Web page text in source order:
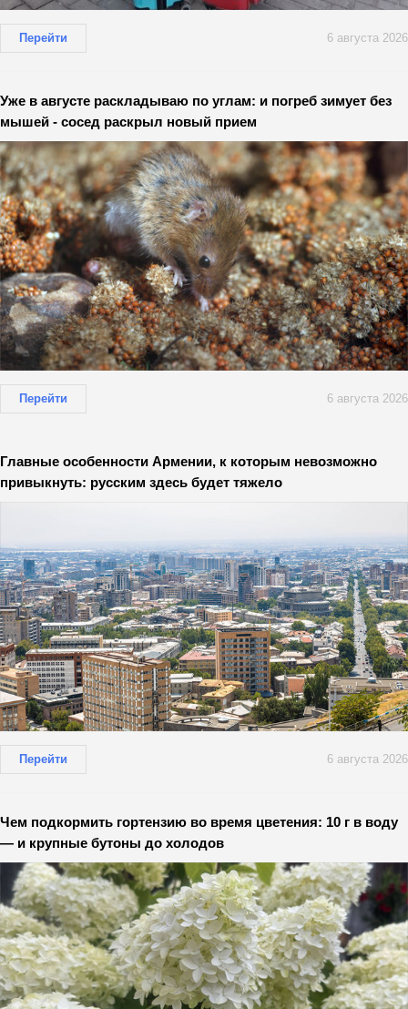
Перейти 6 августа 2026
Уже в августе раскладываю по углам: и погреб зимует без
мышей - сосед раскрыл новый прием
Перейти 6 августа 2026
Главные особенности Армении, к которым невозможно
привыкнуть: русским здесь будет тяжело
Перейти 6 августа 2026
Чем подкормить гортензию во время цветения: 10 г в воду
— и крупные бутоны до холодов